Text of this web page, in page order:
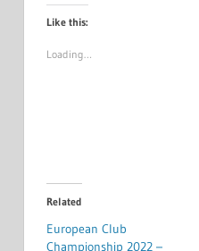
Like this:
Loading…
Related
European Club
Championship 2022 –